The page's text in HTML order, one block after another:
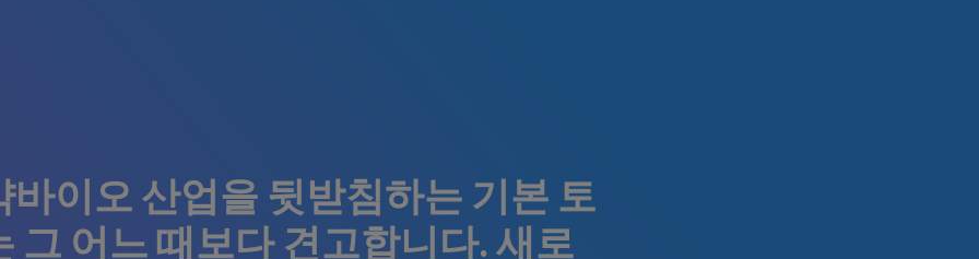
바이오 산업을 뒷받침하는 기본 토
그 어느 때보다 견고합니다. 새로